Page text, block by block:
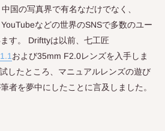
中国の写真界で有名なだけでなく、
YouTubeなどの世界のSNSで多数のユー
す。
Drifttyは以前、七工匠
および35mm F2.0レンズを入手しま
したところ、マニュアルレンズの遊び
者を夢中にしたことに言及しました。